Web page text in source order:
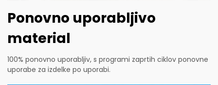
Ponovno uporabljivo
material
100% ponovno uporabljiv, s programi zaprtih ciklov ponovne
uporabe za izdelke po uporabi.